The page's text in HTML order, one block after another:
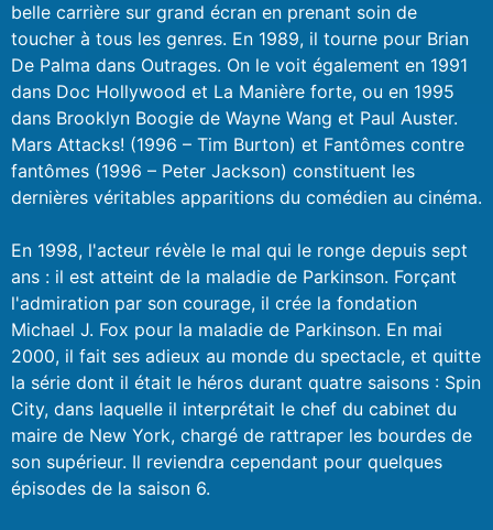
belle carrière sur grand écran en prenant soin de
toucher à tous les genres. En 1989, il tourne pour Brian
De Palma dans Outrages. On le voit également en 1991
dans Doc Hollywood et La Manière forte, ou en 1995
dans Brooklyn Boogie de Wayne Wang et Paul Auster.
Mars Attacks! (1996 – Tim Burton) et Fantômes contre
fantômes (1996 – Peter Jackson) constituent les
dernières véritables apparitions du comédien au cinéma.
En 1998, l'acteur révèle le mal qui le ronge depuis sept
ans : il est atteint de la maladie de Parkinson. Forçant
l'admiration par son courage, il crée la fondation
Michael J. Fox pour la maladie de Parkinson. En mai
2000, il fait ses adieux au monde du spectacle, et quitte
la série dont il était le héros durant quatre saisons : Spin
City, dans laquelle il interprétait le chef du cabinet du
maire de New York, chargé de rattraper les bourdes de
son supérieur. Il reviendra cependant pour quelques
épisodes de la saison 6.